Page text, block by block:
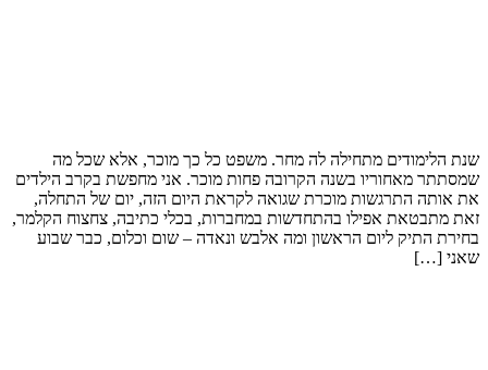
שנת הלימודים מתחילה לה מחר. משפט כל כך מוכר, אלא שכל מה
שמסתתר מאחוריו בשנה הקרובה פחות מוכר. אני מחפשת בקרב הילדים
את אותה התרגשות מוכרת שגואה לקראת היום הזה, יום של התחלה,
זאת מתבטאת אפילו בהתחדשות במחברות, בכלי כתיבה, צחצוח הקלמר,
בחירת התיק ליום הראשון ומה אלבש ונאדה – שום וכלום, כבר שבוע
שאני […]